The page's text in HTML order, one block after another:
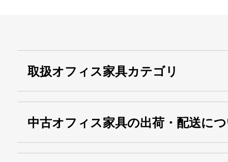
取扱オフィス家具カテゴリ
中古オフィス家具の出荷・配送に